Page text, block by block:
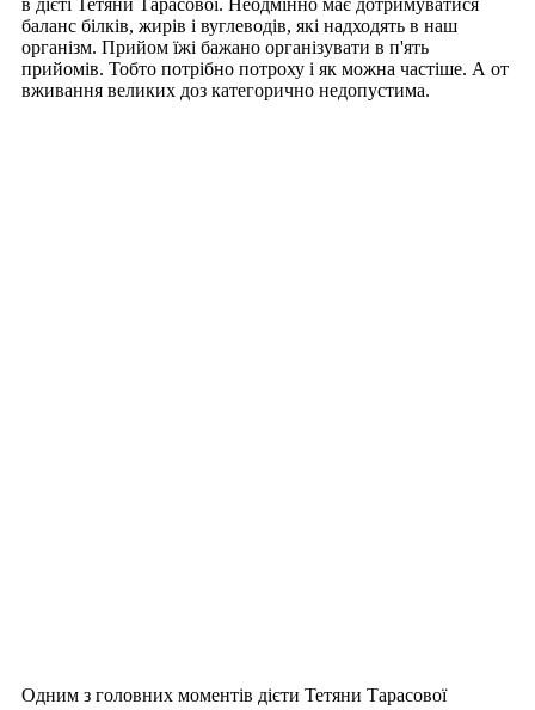
баланс білків, жирів і вуглеводів, які надходять в наш
організм. Прийом їжі бажано організувати в п'ять
прийомів. Тобто потрібно потроху і як можна частіше. А от
вживання великих доз категорично недопустима.
Одним з головних моментів дієти Тетяни Тарасової